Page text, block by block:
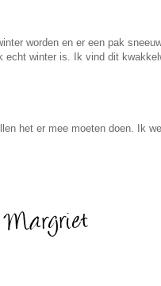
worden en er een pak
echt winter is. Ik vind dit
het er mee moeten doen. Ik